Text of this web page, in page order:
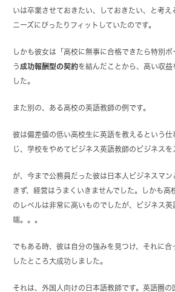
いは卒業させておきたい、しておきたい、と考え
ニーズにぴったりフィットしていたのです。
しかも彼女は「高校に無事に合格できたら特別
う 成功報酬型の契約を結んだことから、高い収
した。
また別の、ある高校の英語教師の例です。
彼は偏差値の低い高校生に英語を教えるという
じ、学校をやめてビジネス英語教師のビジネスを
が、今まで公務員だった彼は日本人ビジネスマ
きず、経営はうまくいきませんでした。しかも高
のレベルは非常に高いものでしたが、ビジネス英
端。。。
でもある時、彼は自分の強みを見つけ、それに合
したところ大成功しました。
それは、外国人向けの日本語教師です。英語圏の